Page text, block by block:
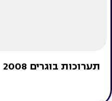
תערוכות בוגרים 2008